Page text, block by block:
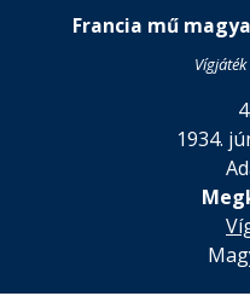
Francia mű
1934.